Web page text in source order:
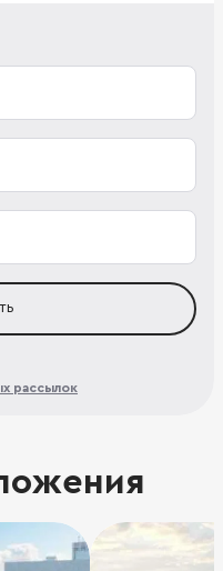
рассылок